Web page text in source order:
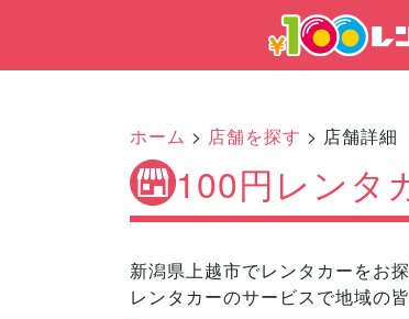
ホーム > 店舗を探す > 店舗詳細
100円レンタ
新潟県上越市でレンタカーをお
レンタカーのサービスで地域の